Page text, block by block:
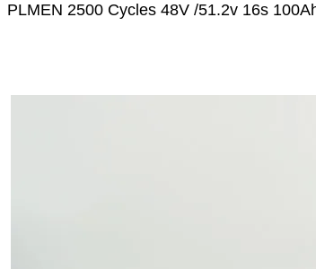
PLMEN 2500 Cycles 48V /51.2v 16s